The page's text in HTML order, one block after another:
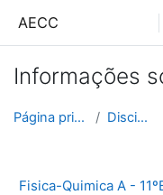
AECC
Informações
Página principal Disciplinas
Fisica-Quimica A -